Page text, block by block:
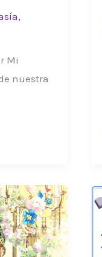
,
Mi
nuestra